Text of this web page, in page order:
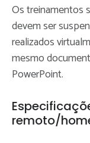
Os treinamentos
devem ser
realizados
mesmo
PowerPoint.
remoto/